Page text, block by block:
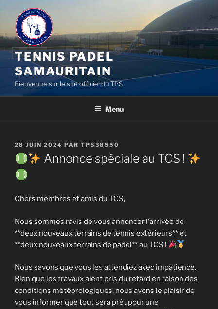
contenu
principal
TENNIS PADEL
SAMAURITAIN
Bienvenue sur le site officiel du TPS
Menu
PUBLIÉ
LE
28 JUIN 2024 PAR TPS38550
Annonce spéciale au TCS !
Chers membres et amis du TCS,
Nous sommes ravis de vous annoncer l’arrivée de
**deux nouveaux terrains de tennis extérieurs** et
**deux nouveaux terrains de padel** au TCS !
Nous savons que vous les attendiez avec impatience.
Bien que les travaux aient pris du retard en raison des
conditions météorologiques, nous avons le plaisir de
vous informer que tout sera prêt pour une